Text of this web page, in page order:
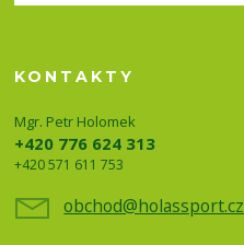
KONTAKTY
Mgr. Petr Holomek
+420 776 624 313
+420 571 611 753
obchod@holassport.cz